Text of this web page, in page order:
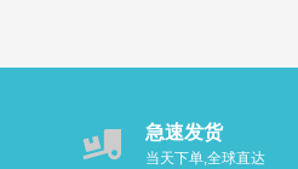
急速发货
当天下单,全球直达